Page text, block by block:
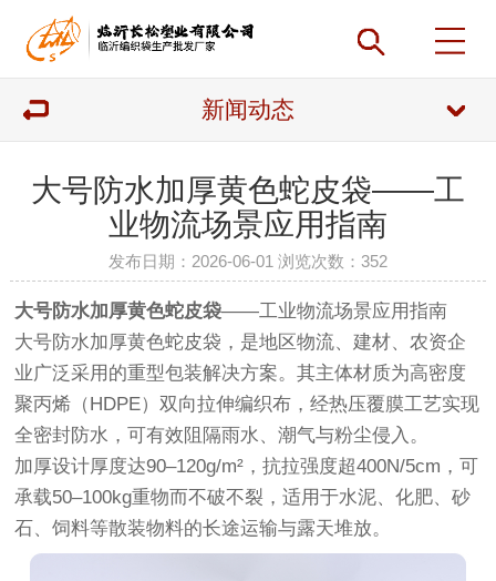
新闻动态
大号防水加厚黄色蛇皮袋——工
业物流场景应用指南
发布日期：2026-06-01 浏览次数： 352
大号防水加厚黄色蛇皮袋——工业物流场景应用指南
大号防水加厚黄色蛇皮袋，是地区物流、建材、农资企
业广泛采用的重型包装解决方案。其主体材质为高密度
聚丙烯（HDPE）双向拉伸编织布，经热压覆膜工艺实现‌
全密封防水‌，可有效阻隔雨水、潮气与粉尘侵入。
加厚设计厚度达‌90–120g/m²‌，抗拉强度超400N/5cm，可
承载50–100kg重物而不破不裂，适用于水泥、化肥、砂
石、饲料等散装物料的长途运输与露天堆放。